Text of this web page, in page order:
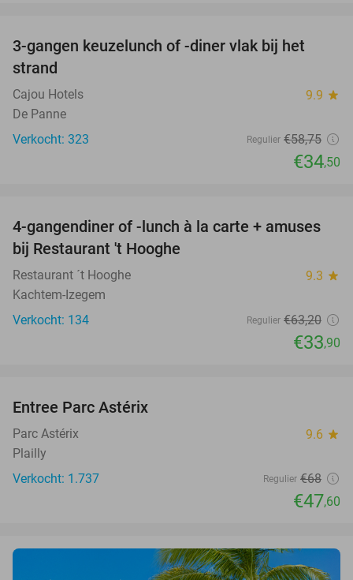
3-gangen keuzelunch of -diner vlak bij het
strand
Cajou Hotels 9.9 star
De Panne
Verkocht: 323
Regulier €58,75
€34,50
46%
4-gangendiner of -lunch à la carte + amuses
bij Restaurant 't Hooghe
Restaurant ´t Hooghe 9.3 star
Kachtem-Izegem
Verkocht: 134
Regulier €63,20
€33,90
Entree Parc Astérix
Parc Astérix 9.6 star
Plailly
Verkocht: 1.737
Regulier €68
€47,60